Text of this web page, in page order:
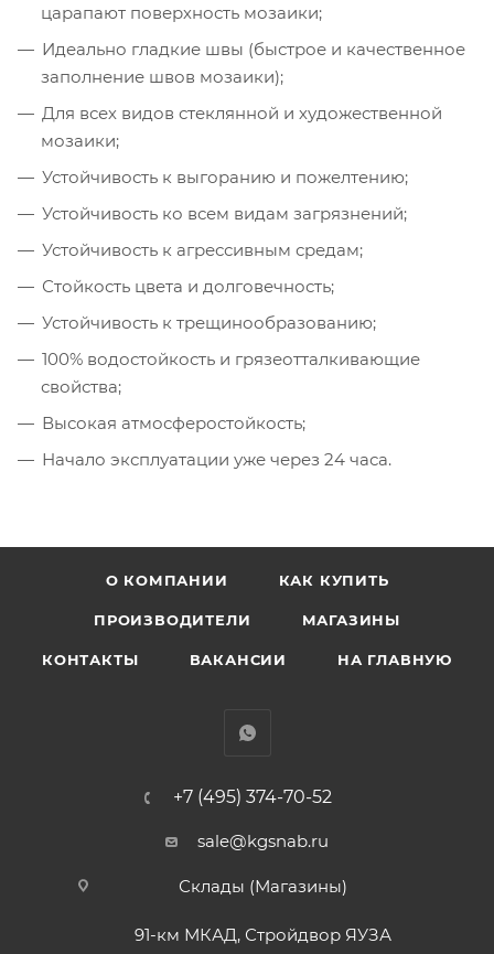
царапают поверхность мозаики;
Идеально гладкие швы (быстрое и качественное
заполнение швов мозаики);
Для всех видов стеклянной и художественной
мозаики;
Устойчивость к выгоранию и пожелтению;
Устойчивость ко всем видам загрязнений;
Устойчивость к агрессивным средам;
Стойкость цвета и долговечность;
Устойчивость к трещинообразованию;
100% водостойкость и грязеотталкивающие
свойства;
Высокая атмосферостойкость;
Начало эксплуатации уже через 24 часа.
О КОМПАНИИ КАК КУПИТЬ
ПРОИЗВОДИТЕЛИ МАГАЗИНЫ
КОНТАКТЫ ВАКАНСИИ НА ГЛАВНУЮ
+7 (495) 374-70-52
sale@kgsnab.ru
Склады (Магазины)
91-км МКАД, Стройдвор ЯУЗА